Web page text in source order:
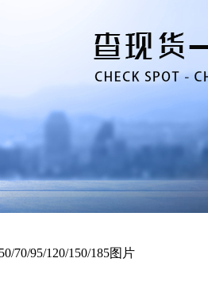
70/95/120/150/185图片